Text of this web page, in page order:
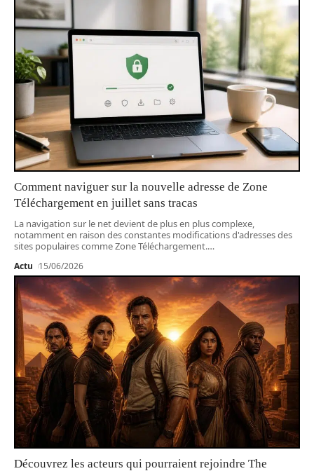
Comment naviguer sur la nouvelle adresse de Zone
Téléchargement en juillet sans tracas
La navigation sur le net devient de plus en plus complexe,
notamment en raison des constantes modifications d'adresses des
sites populaires comme Zone Téléchargement.…
Actu 15/06/2026
Découvrez les acteurs qui pourraient rejoindre The